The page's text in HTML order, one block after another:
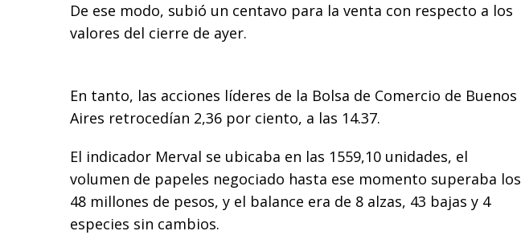
De ese modo, subió un centavo para la venta con respecto a los
valores del cierre de ayer.
En tanto, las acciones líderes de la Bolsa de Comercio de Buenos
Aires retrocedían 2,36 por ciento, a las 14.37.
El indicador Merval se ubicaba en las 1559,10 unidades, el
volumen de papeles negociado hasta ese momento superaba los
48 millones de pesos, y el balance era de 8 alzas, 43 bajas y 4
especies sin cambios.